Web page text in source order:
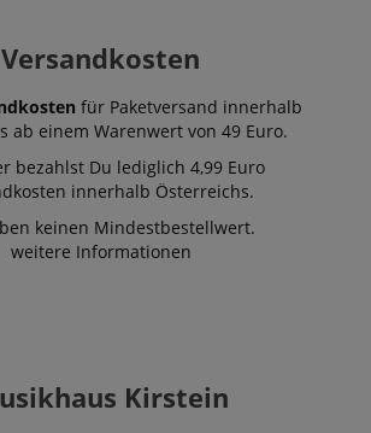
Versandkosten
für Paketversand innerhalb
ab einem Warenwert von 49 Euro.
bezahlst Du lediglich 4,99 Euro
innerhalb Österreichs.
keinen Mindestbestellwert.
weitere Informationen
Kirstein